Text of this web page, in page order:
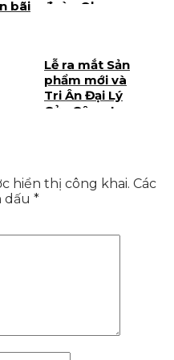
bãi
đoàn Olam
Lễ ra mắt Sản
phẩm mới và
Tri Ân Đại Lý
Của Công ty
hiển thị công khai. Các
dấu *